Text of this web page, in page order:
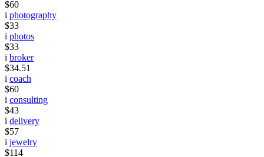
$60
i photography
$33
i photos
$33
i broker
$34.51
i coach
$60
i consulting
$43
i delivery
$57
i jewelry
$114